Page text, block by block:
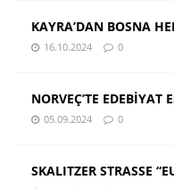
KAYRA’DAN BOSNA
16.10.2024 0
NORVEÇ’TE EDEBİYAT
05.09.2024 0
SKALITZER STRASSE